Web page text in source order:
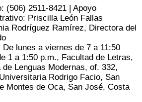
(506) 2511-8421 | Apoyo
Priscilla León Fallas
Rodríguez Ramírez, Directora del
De lunes a viernes de 7 a 11:50
1 a 1:50 p.m., Facultad de Letras,
de Lenguas Modernas, of. 332,
Rodrigo Facio, San
Montes de Oca, San José, Costa